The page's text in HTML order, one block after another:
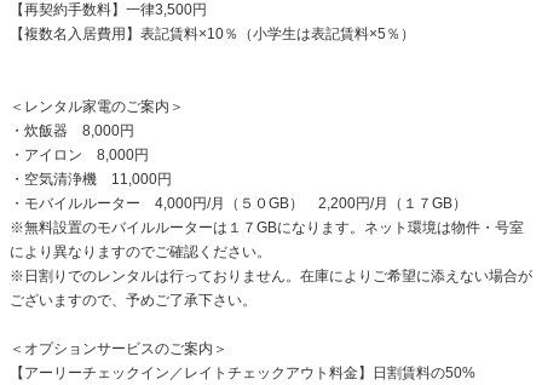
【再契約手数料】一律3,500円
【複数名入居費用】表記賃料×10％（小学生は表記賃料×5％）
＜レンタル家電のご案内＞
・炊飯器 8,000円
・アイロン 8,000円
・空気清浄機 11,000円
・モバイルルーター 4,000円/月（５０GB） 2,200円/月（１７GB）
※無料設置のモバイルルーターは１７GBになります。ネット環境は物件・号室
により異なりますのでご確認ください。
※日割りでのレンタルは行っておりません。在庫によりご希望に添えない場合が
ございますので、予めご了承下さい。
＜オプションサービスのご案内＞
【アーリーチェックイン／レイトチェックアウト料金】日割賃料の50%